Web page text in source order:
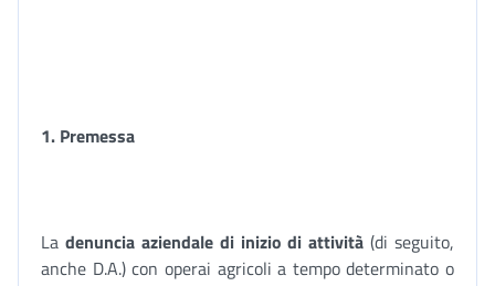
1. Premessa
La denuncia aziendale di inizio di attività (di seguito,
anche D.A.) con operai agricoli a tempo determinato o